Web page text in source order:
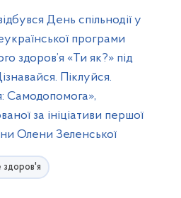
День спільнодії у
програми
здоров’я «Ти як?» під
Піклуйся.
Самодопомога»,
за ініціативи першої
Олени Зеленської
здоров'я